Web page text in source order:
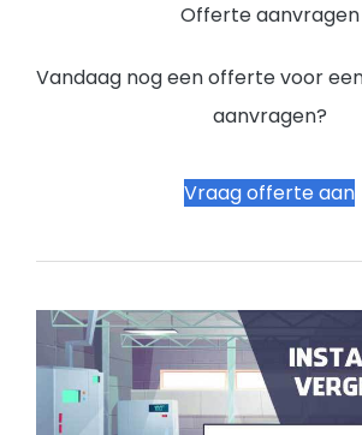
Offerte aanvragen
Vandaag nog een offerte voor
aanvragen?
Vraag offerte aan